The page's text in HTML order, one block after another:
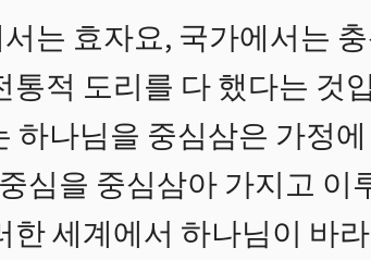
는 효자요, 국가에서는
적 도리를 다 했다는 것
하나님을 중심삼은 가정
심을 중심삼아 가지고 이
세계에서 하나님이 바